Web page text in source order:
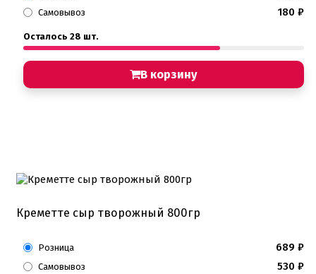
Самовывоз 180 ₽
Осталось 28 шт.
В корзину
Креметте сыр творожный 800гр
Розница 689 ₽
Самовывоз 530 ₽